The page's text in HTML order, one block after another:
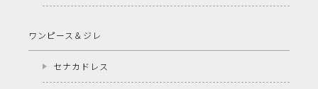
ワンピース＆ジレ
セナカドレス